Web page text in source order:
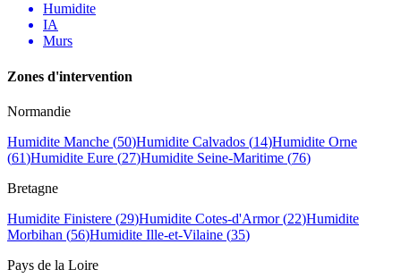
Humidite
IA
Murs
Zones d'intervention
Normandie
Humidite Manche (50)Humidite Calvados (14)Humidite Orne
(61)Humidite Eure (27)Humidite Seine-Maritime (76)
Bretagne
Humidite Finistere (29)Humidite Cotes-d'Armor(22)Humidite
Morbihan (56)Humidite Ille-et-Vilaine (35)
Pays de la Loire